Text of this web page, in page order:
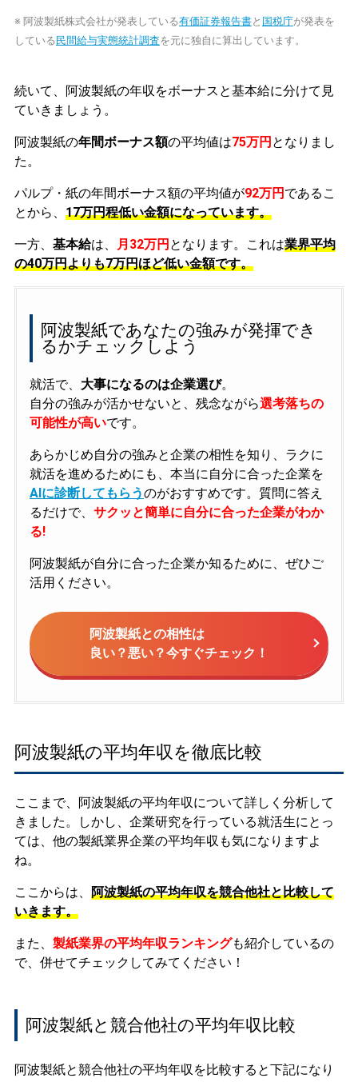
※ 阿波製紙株式会社が発表している有価証券報告書と 国税庁が発表を
している 民間給与実態統計調査を元に独自に算出しています。
続いて、阿波製紙の年収をボーナスと基本給に分けて見
ていきましょう。
阿波製紙の年間ボーナス額の平均値は75万円 となりまし
た。
パルプ・紙の年間ボーナス額の平均値が92万円 であるこ
とから、 17万円程低い金額になっています。
一方、 基本給は、 月32万円 となります。これは業界平均
の40万円よりも7万円ほど低い金額です。
阿波製紙であなたの強みが発揮でき
るかチェックしよう
就活で、 大事になるのは企業選び。
自分の強みが活かせないと、残念ながら選考落ちの
可能性が高いです。
あらかじめ自分の強みと企業の相性を知り、ラクに
就活を進めるためにも、本当に自分に合った企業を
AIに診断してもらうのがおすすめです。質問に答え
るだけで、 サクッと簡単に自分に合った企業がわか
る!
阿波製紙が自分に合った企業か知るために、ぜひご
活用ください。
阿波製紙との相性は
良い？悪い？今すぐチェック！
阿波製紙の平均年収を徹底比較
ここまで、阿波製紙の平均年収について詳しく分析して
きました。しかし、企業研究を行っている就活生にとっ
ては、他の製紙業界企業の平均年収も気になりますよ
ね。
ここからは、 阿波製紙の平均年収を競合他社と比較して
いきます。
また、 製紙業界の平均年収ランキングも紹介しているの
で、併せてチェックしてみてください！
阿波製紙と競合他社の平均年収比較
阿波製紙と競合他社の平均年収を比較すると下記になり